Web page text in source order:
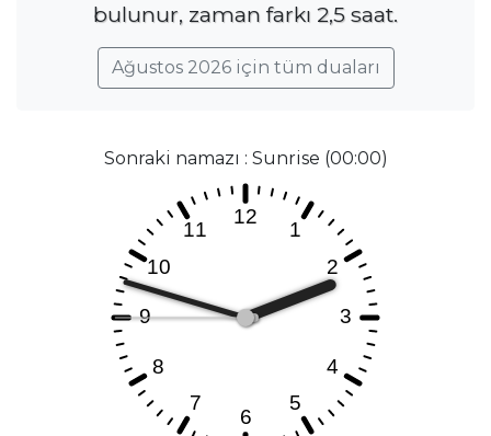
bulunur, zaman farkı 2,5 saat.
Ağustos 2026 için tüm duaları
Sonraki namazı : Sunrise (00:00)